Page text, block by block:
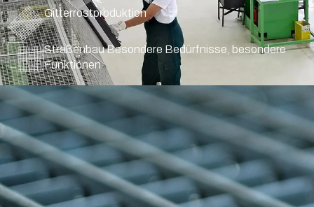
Gitterrostproduktion
Straßenbau Besondere Bedürfnisse, besondere
Funktionen